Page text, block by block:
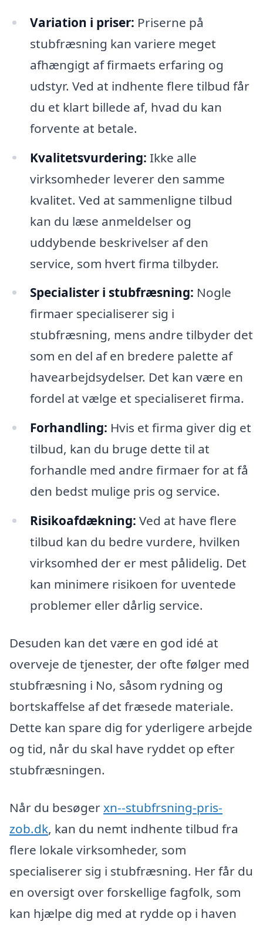
Variation i priser: Priserne på
stubfræsning kan variere meget
afhængigt af firmaets erfaring og
udstyr. Ved at indhente flere tilbud får
du et klart billede af, hvad du kan
forvente at betale.
Kvalitetsvurdering: Ikke alle
virksomheder leverer den samme
kvalitet. Ved at sammenligne tilbud
kan du læse anmeldelser og
uddybende beskrivelser af den
service, som hvert firma tilbyder.
Specialister i stubfræsning: Nogle
firmaer specialiserer sig i
stubfræsning, mens andre tilbyder det
som en del af en bredere palette af
havearbejdsydelser. Det kan være en
fordel at vælge et specialiseret firma.
Forhandling: Hvis et firma giver dig et
tilbud, kan du bruge dette til at
forhandle med andre firmaer for at få
den bedst mulige pris og service.
Risikoafdækning: Ved at have flere
tilbud kan du bedre vurdere, hvilken
virksomhed der er mest pålidelig. Det
kan minimere risikoen for uventede
problemer eller dårlig service.
Desuden kan det være en god idé at
overveje de tjenester, der ofte følger med
stubfræsning i No, såsom rydning og
bortskaffelse af det fræsede materiale.
Dette kan spare dig for yderligere arbejde
og tid, når du skal have ryddet op efter
stubfræsningen.
Når du besøgerxn--stubfrsning-pris-
zob.dk, kan du nemt indhente tilbud fra
flere lokale virksomheder, som
specialiserer sig i stubfræsning. Her får du
en oversigt over forskellige fagfolk, som
kan hjælpe dig med at rydde op i haven